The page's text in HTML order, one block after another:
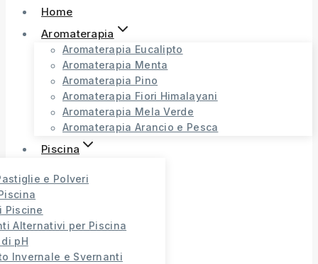
Home
Aromaterapia
Aromaterapia Eucalipto
Aromaterapia Menta
Aromaterapia Pino
Aromaterapia Fiori Himalayani
Aromaterapia Mela Verde
Aromaterapia Arancio e Pesca
Piscina
e Polveri
Piscine
Alternativi per Piscina
pH
Invernale e Svernanti